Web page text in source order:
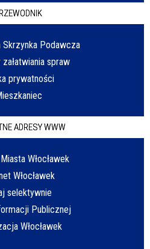
Skrzynka Podawcza
spraw
prywatności
ADRESY WWW
Włocławek
Włocławek
selektywnie
Publicznej
Włocławek